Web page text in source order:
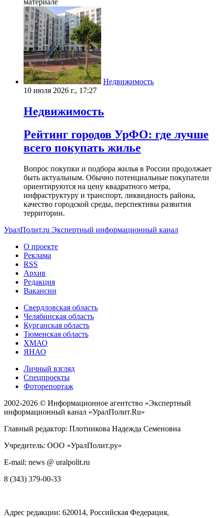
материале
Недвижимость
10 июля 2026 г., 17:27
Недвижимость
Рейтинг городов УрФО: где лучше
всего покупать жилье
Вопрос покупки и подбора жилья в России продолжает
быть актуальным. Обычно потенциальные покупатели
ориентируются на цену квадратного метра,
инфраструктуру и транспорт, ликвидность района,
качество городской среды, перспективы развития
территории.
УралПолит.ru Экспертный информационный канал
О проекте
Реклама
RSS
Архив
Редакция
Вакансии
Свердловская область
Челябинская область
Курганская область
Тюменская область
ХМАО
ЯНАО
Личный взгляд
Спецпроекты
Фоторепортаж
2002-2026 © Информационное агентство «Экспертный
информационный канал «УралПолит.Ru»
Главный редактор: Плотникова Надежда Семеновна
Учредитель: ООО «УралПолит.ру»
E-mail: news @ uralpolit.ru
8 (343) 379-00-33
Адрес редакции: 620014, Российская Федерация,